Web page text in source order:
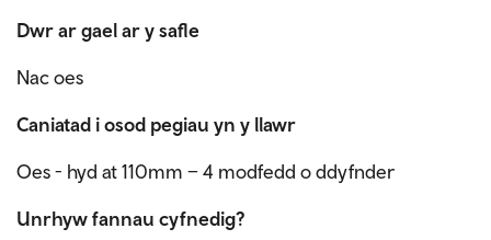
Dwr ar gael ar y safle
Nac oes
Caniatad i osod pegiau yn y llawr
Oes - hyd at 110mm – 4 modfedd o ddyfnder
Unrhyw fannau cyfnedig?